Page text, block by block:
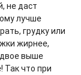
не даст
лучше
грудку или
жирнее,
выше
Так что при